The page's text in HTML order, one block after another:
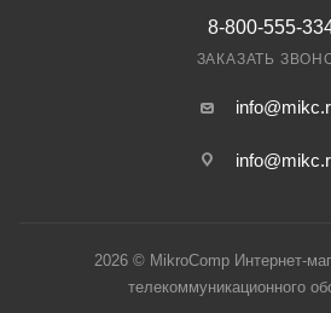
8-800-555-
ЗАКАЗАТЬ
2026 © MikroComp Интернет-
телекоммуникационного